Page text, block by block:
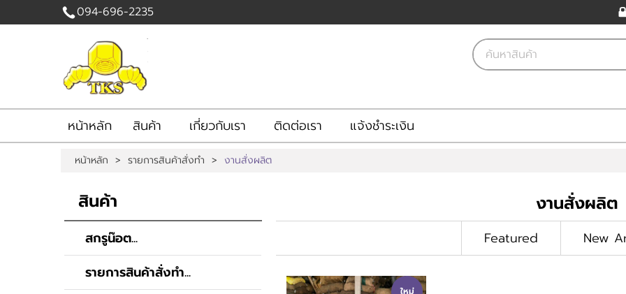
สินค้าที่สนใจ( 0 )
สินค้า
เกี่ยวกับเรา
แจ้งชำระเงิน
094-696-2235
หน้าหลัก สินค้า เกี่ยวกับเรา ติดต่อเรา แจ้งชำระเงิน
หน้าหลัก > รายการสินค้าสั่งทำ > งานสั่งผลิต
สินค้า
สกรูน๊อต...
รายการสินค้าสั่งทำ...
งานสั่งผลิต
Featured New
ใหม่